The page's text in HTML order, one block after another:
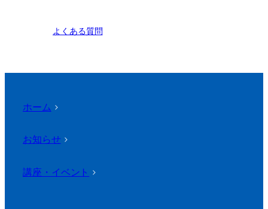
よくある質問
ホーム >
お知らせ >
講座・イベント >